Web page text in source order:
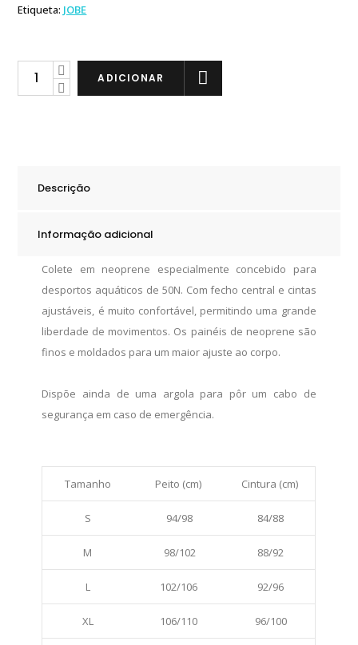
Etiqueta: JOBE
Jobe
Blue
ADICIONAR
Descrição
Informação adicional
Colete em neoprene especialmente concebido para
desportos aquáticos de 50N. Com fecho central e cintas
ajustáveis, é muito confortável, permitindo uma grande
liberdade de movimentos. Os painéis de neoprene são
finos e moldados para um maior ajuste ao corpo.
Dispõe ainda de uma argola para pôr um cabo de
segurança em caso de emergência.
Tamanho Peito (cm) Cintura (cm)
S 94/98 84/88
M 98/102 88/92
L 102/106 92/96
XL 106/110 96/100